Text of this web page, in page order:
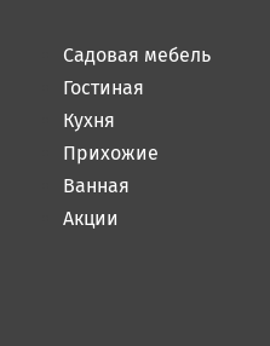
Садовая мебель
Гостиная
Кухня
Прихожие
Ванная
Акции